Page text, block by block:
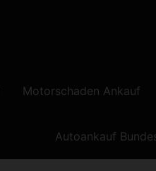
Motorschaden Ankauf
Autoankauf